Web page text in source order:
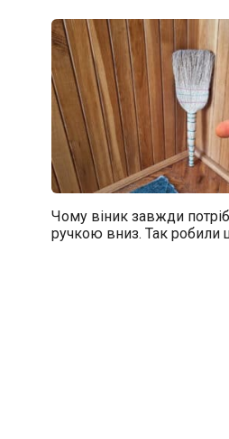
Чому віник завжди
ручкою вниз. Так робили